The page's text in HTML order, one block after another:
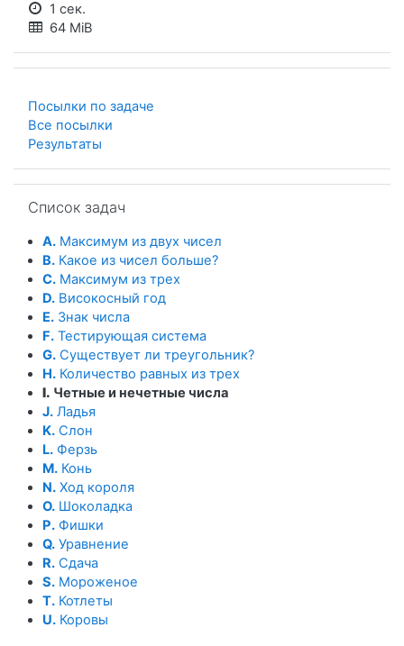
1 сек.
64 MiB
Посылки по задаче
Все посылки
Результаты
Список задач
A. Максимум из двух чисел
B. Какое из чисел больше?
C. Максимум из трех
D. Високосный год
E. Знак числа
F. Тестирующая система
G. Существует ли треугольник?
H. Количество равных из трех
I. Четные и нечетные числа
J. Ладья
K. Слон
L. Ферзь
M. Конь
N. Ход короля
O. Шоколадка
P. Фишки
Q. Уравнение
R. Сдача
S. Мороженое
T. Котлеты
U. Коровы